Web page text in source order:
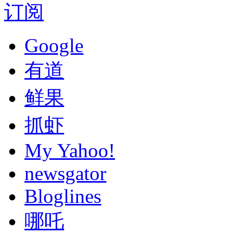
订阅
Google
有道
鲜果
抓虾
My Yahoo!
newsgator
Bloglines
哪吒